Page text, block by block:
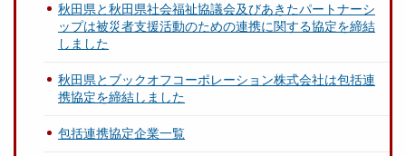
秋田県と秋田県社会福祉協議会及びあきたパートナーシ
ップは被災者支援活動のための連携に関する協定を締結
しました
秋田県とブックオフコーポレーション株式会社は包括連
携協定を締結しました
包括連携協定企業一覧